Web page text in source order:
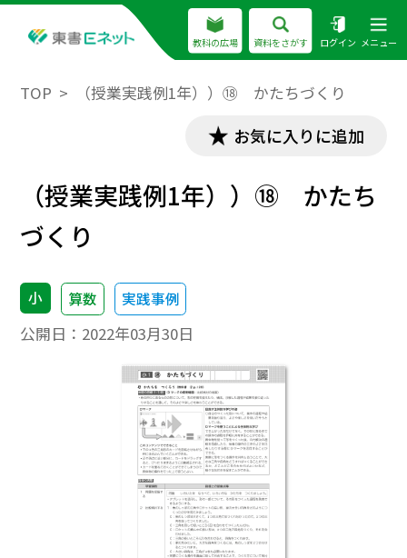
教科の広場 資料をさがす ログイン メニュー
TOP （授業実践例1年））⑱ かたちづくり
お気に入りに追加
（授業実践例1年））⑱ かたち
づくり
小 算数 実践事例
公開日： 2022年03月30日